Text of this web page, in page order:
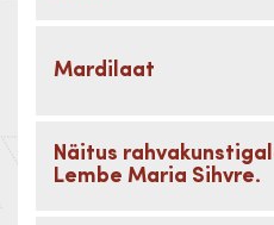
Mardilaat
Näitus
Lembe Maria Sihvre.